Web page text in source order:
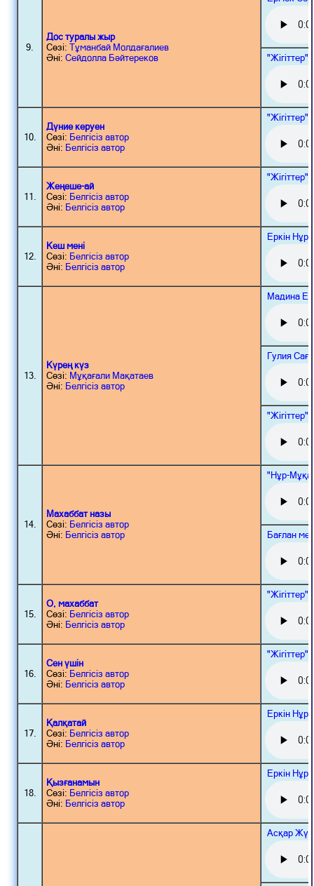
9.
Дос туралы жыр
Сөзі: Тұманбай Молдағалиев
Әні: Сейдолла Бәйтереков "Жігіттер"
10.
Дүние керуен
Сөзі: Белгісіз автор
Әні: Белгісіз автор
"Жігіттер"
11.
Жеңеше-ай
Сөзі: Белгісіз автор
Әні: Белгісіз автор
"Жігіттер"
12.
Кеш мені
Сөзі: Белгісіз автор
Әні: Белгісіз автор
Еркін
13.
Күрең күз
Сөзі: Мұқағали Мақатаев
Әні: Белгісіз автор
Мадина
Гулия
"Жігіттер"
14.
Махаббат назы
Сөзі: Белгісіз автор
Әні: Белгісіз автор
"Нұр-
Бағлан
15.
О, махаббат
Сөзі: Белгісіз автор
Әні: Белгісіз автор
"Жігіттер"
16.
Сен үшін
Сөзі: Белгісіз автор
Әні: Белгісіз автор
"Жігіттер"
17.
Қалқатай
Сөзі: Белгісіз автор
Әні: Белгісіз автор
Еркін
18.
Қызғанамын
Сөзі: Белгісіз автор
Әні: Белгісіз автор
Еркін
Асқар